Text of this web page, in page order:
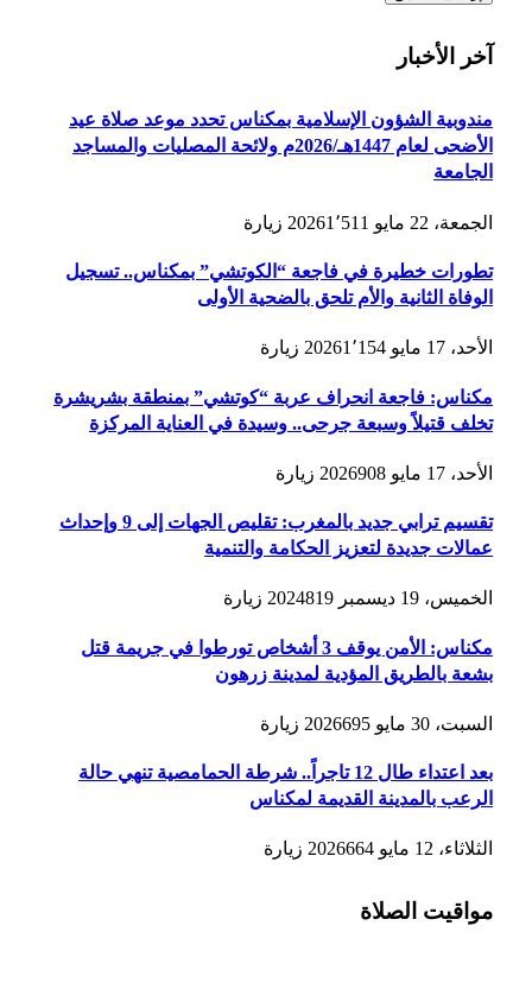
آخر الأخبار
مندوبية الشؤون الإسلامية بمكناس تحدد موعد صلاة عيد
الأضحى لعام 1447هـ/2026م ولائحة المصليات والمساجد
الجامعة
الجمعة، 22 مايو 2026 1٬511 زيارة
تطورات خطيرة في فاجعة “الكوتشي” بمكناس.. تسجيل
الوفاة الثانية والأم تلحق بالضحية الأولى
الأحد، 17 مايو 2026 1٬154 زيارة
مكناس: فاجعة انحراف عربة “كوتشي” بمنطقة بشريشرة
تخلف قتيلاً وسبعة جرحى.. وسيدة في العناية المركزة
الأحد، 17 مايو 2026 908 زيارة
تقسيم ترابي جديد بالمغرب: تقليص الجهات إلى 9 وإحداث
عمالات جديدة لتعزيز الحكامة والتنمية
الخميس، 19 ديسمبر 2024 819 زيارة
مكناس: الأمن يوقف 3 أشخاص تورطوا في جريمة قتل
بشعة بالطريق المؤدية لمدينة زرهون
السبت، 30 مايو 2026 695 زيارة
بعد اعتداء طال 12 تاجراً.. شرطة الحمامصية تنهي حالة
الرعب بالمدينة القديمة لمكناس
الثلاثاء، 12 مايو 2026 664 زيارة
مواقيت الصلاة